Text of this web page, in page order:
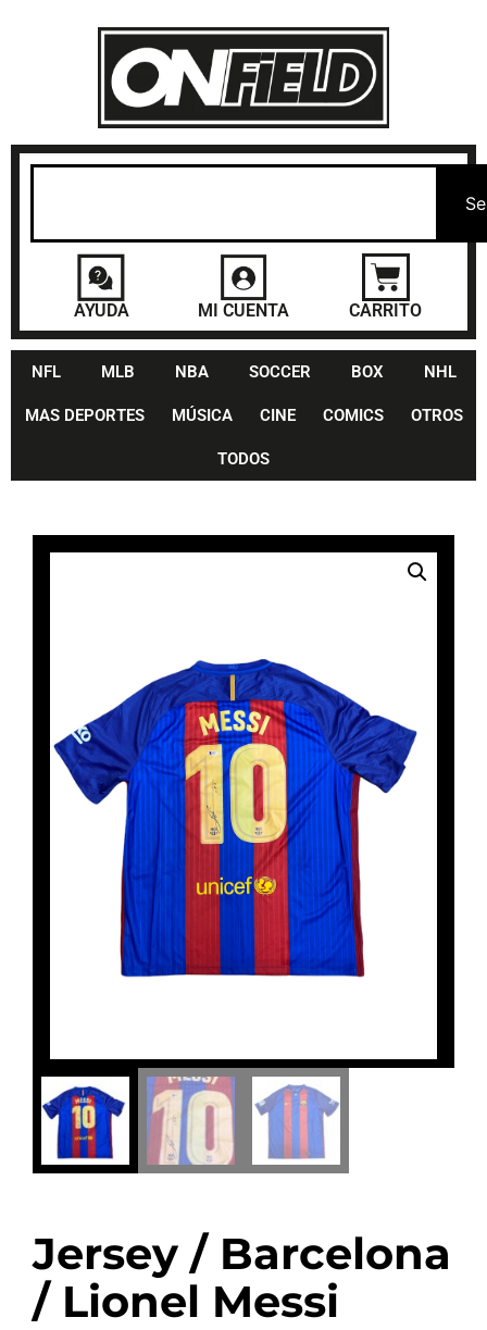
AYUDA MI CUENTA CARRITO
NFL MLB NBA SOCCER BOX NHL
MAS DEPORTES MÚSICA CINE COMICS OTROS
TODOS
Jersey / Barcelona
/ Lionel Messi